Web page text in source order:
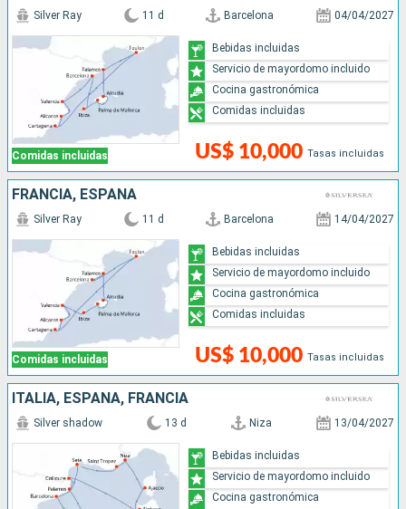
Comidas incluidas
Silver Ray 11 d Barcelona 04/04/2027
US$ 10,000 Tasas incluidas
Bebidas incluidas
Servicio de mayordomo incluido
Cocina gastronómica
Comidas incluidas
FRANCIA, ESPAÑA
Comidas incluidas
Silver Ray 11 d Barcelona 14/04/2027
US$ 10,000 Tasas incluidas
Bebidas incluidas
Servicio de mayordomo incluido
Cocina gastronómica
Comidas incluidas
ITALIA, ESPAÑA, FRANCIA
Silver shadow 13 d Niza 13/04/2027
Bebidas incluidas
Servicio de mayordomo incluido
Cocina gastronómica